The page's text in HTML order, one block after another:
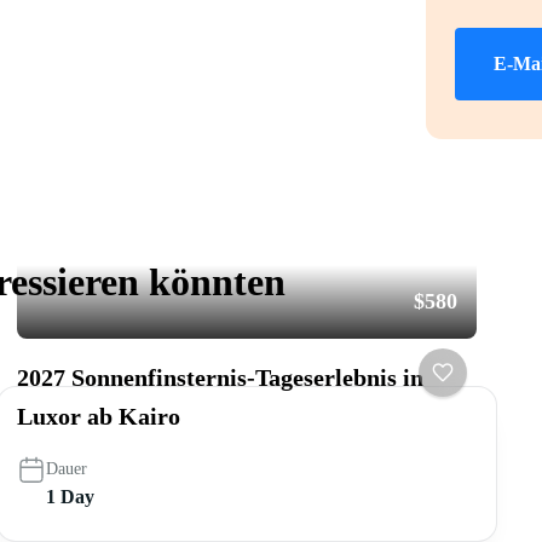
E-
könnten $580
2027 Sonnenfinsternis-Tageserlebnis in
Luxor ab Kairo
Dauer
1 Day